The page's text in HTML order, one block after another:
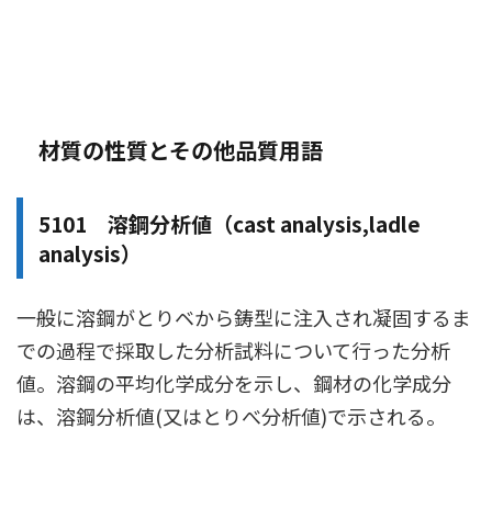
材質の性質とその他品質用語
5101 溶鋼分析値（cast analysis,ladle
analysis）
一般に溶鋼がとりベから鋳型に注入され凝固するま
での過程で採取した分析試料について行った分析
値。溶鋼の平均化学成分を示し、鋼材の化学成分
は、溶鋼分析値(又はとりべ分析値)で示される。